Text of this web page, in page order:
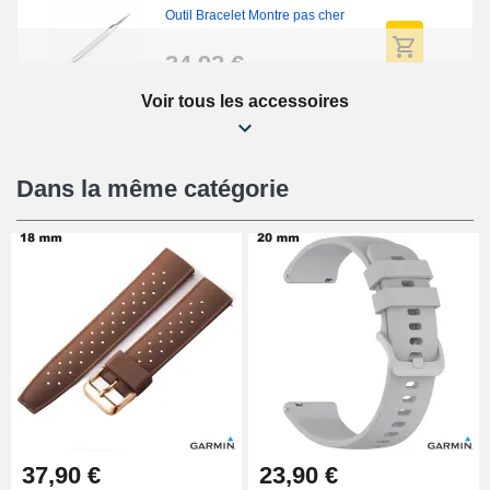
Outil Bracelet Montre pas cher
34,92 €
Kit Réparation Montre Débutant
16,90 €
Pied à Coulisse Numérique
9,90 €
Kit Horlogerie Débutant
Boîte Pompe Bracelet Montre -
Voir tous les accessoires
Dans la même catégorie
37,90 € 23,90 €